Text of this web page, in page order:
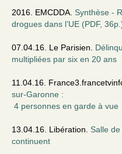
2016. EMCDDA. Synthèse -
drogues dans l’UE (PDF,
07.04.16. Le Parisien.
multipliées par six en 20 ans
11.04.16.
sur-Garonne :
4 personnes en garde à vue
13.04.16. Libération. Salle
continuent